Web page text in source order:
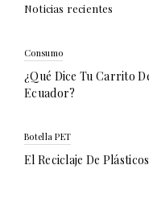
Noticias recientes
Consumo
¿Qué Dice Tu Carrito
Ecuador?
Botella PET
El Reciclaje De